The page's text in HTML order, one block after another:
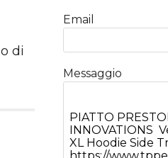
o di
Email
Messaggio